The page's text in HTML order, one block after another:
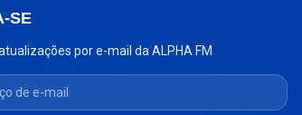
SE
por e-mail da ALPHA FM
de e-mail